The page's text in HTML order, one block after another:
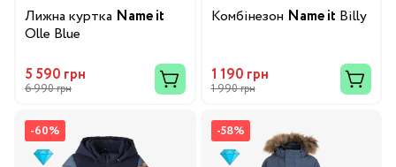
Лижна куртка Name it
Olle Blue
5 590 грн
6 990 грн
Комбінезон Name it Billy
1 190 грн
1 990 грн
-60% -58%